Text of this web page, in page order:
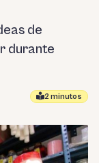
de
durante
2 minutos